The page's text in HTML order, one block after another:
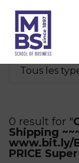
Tous les
0 result for "
Shipping
www.bit.ly/
PRICE